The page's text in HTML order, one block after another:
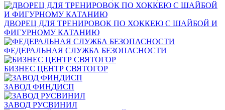
ДВОРЕЦ ДЛЯ ТРЕНИРОВОК ПО ХОККЕЮ С ШАЙБОЙ И
ФИГУРНОМУ КАТАНИЮ
ФЕДЕРАЛЬНАЯ СЛУЖБА БЕЗОПАСНОСТИ
БИЗНЕС ЦЕНТР СВЯТОГОР
ЗАВОД ФИНДИСП
ЗАВОД РУСВИНИЛ